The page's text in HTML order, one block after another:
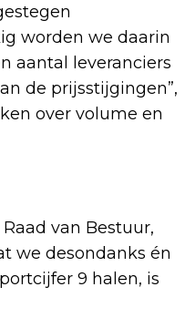
worden we daarin
aantal leveranciers
de prijsstijgingen”,
over volume en
van Bestuur,
we desondanks én
9 halen, is